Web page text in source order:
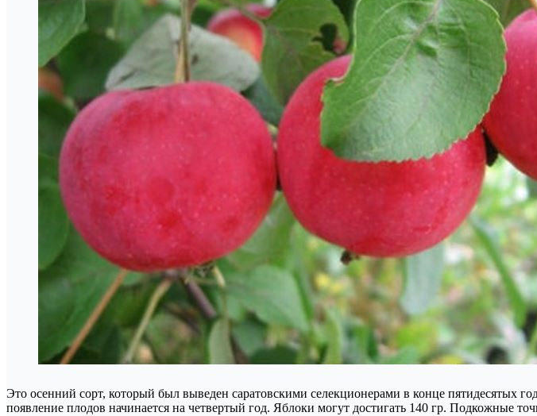
Это осенний сорт, который был выведен саратовскими селекционерами в конце пятидесятых
появление плодов начинается на четвертый год. Яблоки могут достигать 140 гр. Подкожные